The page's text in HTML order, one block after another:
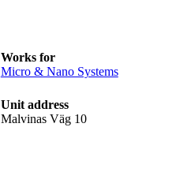
Works for
Micro & Nano Systems
Unit address
Malvinas Väg 10